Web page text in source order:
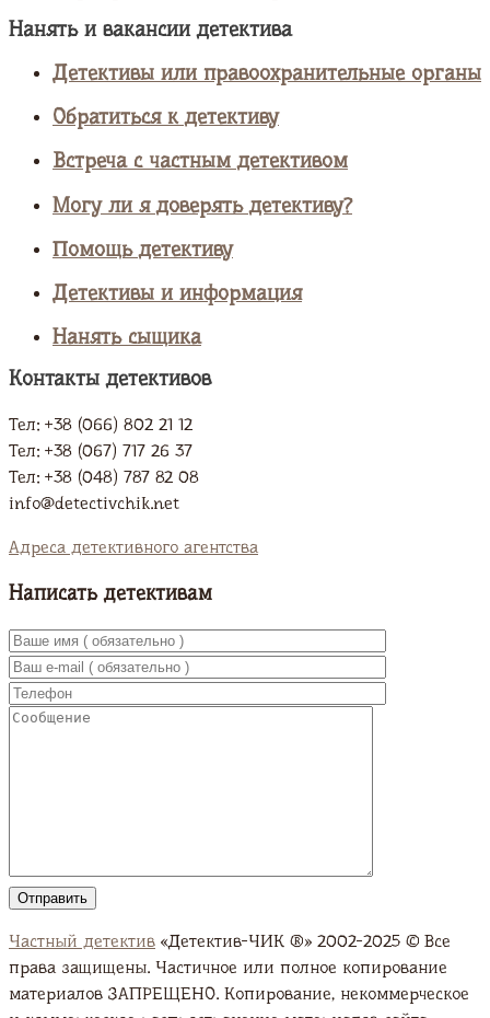
Нанять и вакансии детектива
Детективы или правоохранительные органы
Обратиться к детективу
Встреча с частным детективом
Могу ли я доверять детективу?
Помощь детективу
Детективы и информация
Нанять сыщика
Контакты детективов
Тел: +38 (066) 802 21 12
Тел: +38 (067) 717 26 37
Тел: +38 (048) 787 82 08
info@detectivchik.net
Адреса детективного агентства
Написать детективам
Частный детектив «Детектив-ЧИК ®» 2002-2025 © Все
права защищены. Частичное или полное копирование
материалов ЗАПРЕЩЕНО. Копирование, некоммерческое